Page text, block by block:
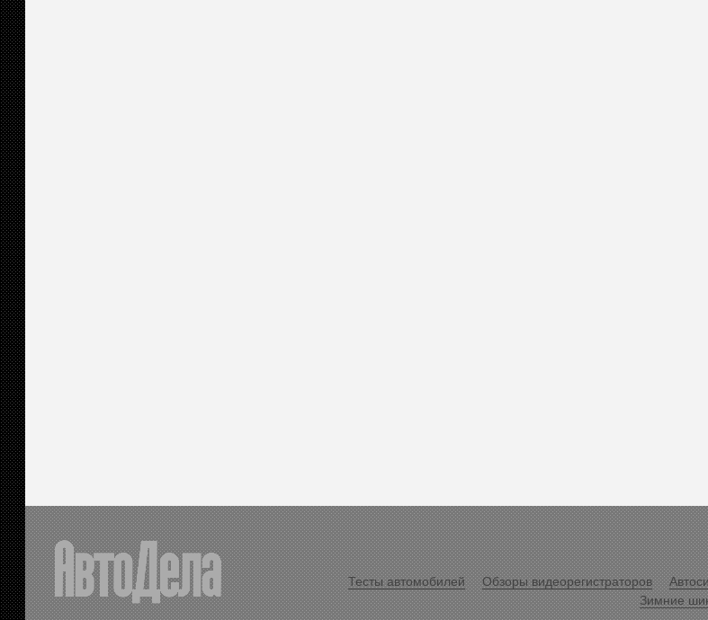
Тесты автомобилей Обзоры видеорегистраторов
Зимние